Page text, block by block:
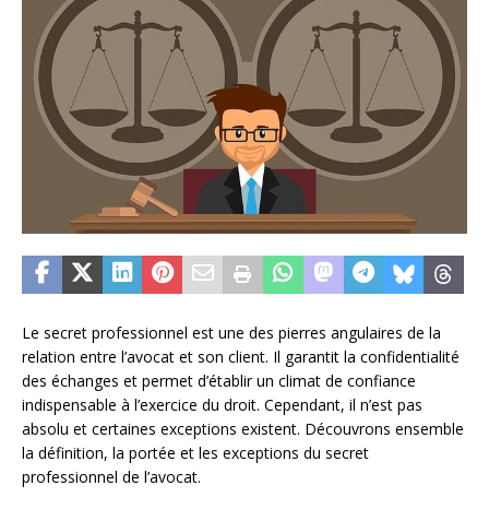
Le secret professionnel est une des pierres angulaires de la
relation entre l’avocat et son client. Il garantit la confidentialité
des échanges et permet d’établir un climat de confiance
indispensable à l’exercice du droit. Cependant, il n’est pas
absolu et certaines exceptions existent. Découvrons ensemble
la définition, la portée et les exceptions du secret
professionnel de l’avocat.